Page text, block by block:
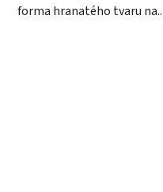
forma hranatého tvaru na...